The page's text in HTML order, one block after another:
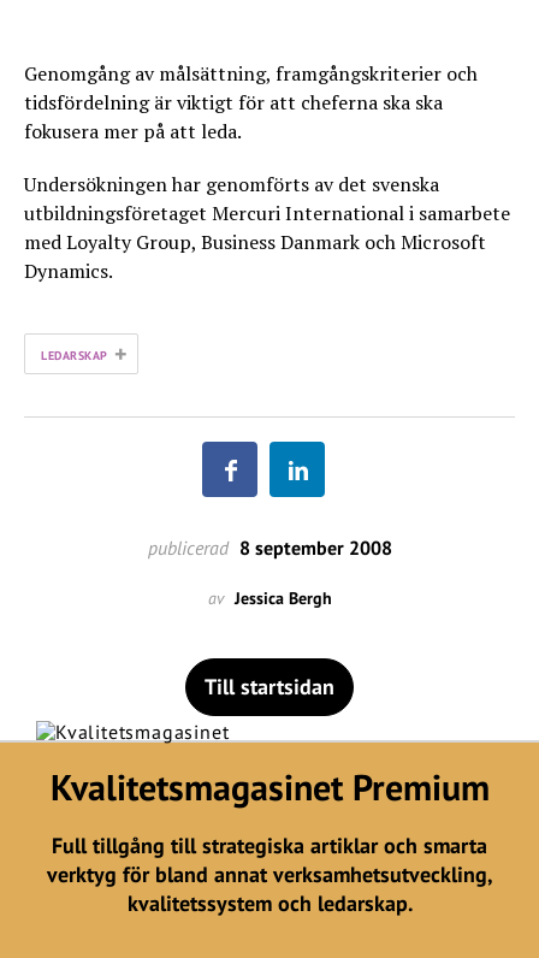
Genomgång av målsättning, framgångskriterier och
tidsfördelning är viktigt för att cheferna ska ska
fokusera mer på att leda.
Undersökningen har genomförts av det svenska
utbildningsföretaget Mercuri International i samarbete
med Loyalty Group, Business Danmark och Microsoft
Dynamics.
LEDARSKAP +
publicerad 8 september 2008
av Jessica Bergh
Till startsidan
Kvalitetsmagasinet Premium
Full tillgång till strategiska artiklar och smarta
verktyg för bland annat verksamhetsutveckling,
kvalitetssystem och ledarskap.